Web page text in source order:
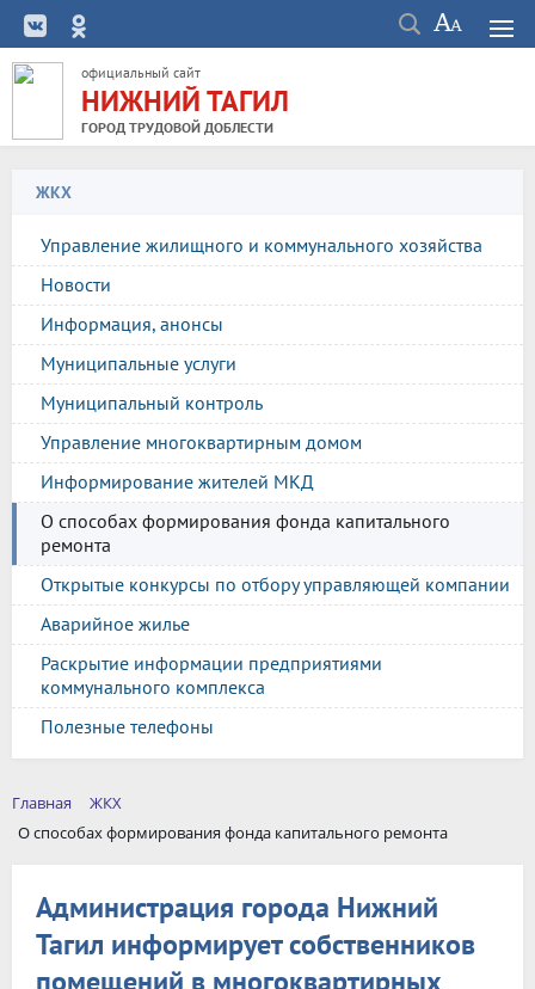
официальный сайт
НИЖНИЙ ТАГИЛ
ГОРОД ТРУДОВОЙ ДОБЛЕСТИ
ЖКХ
Управление жилищного и коммунального хозяйства
Новости
Информация, анонсы
Муниципальные услуги
Муниципальный контроль
Управление многоквартирным домом
Информирование жителей МКД
О способах формирования фонда капитального
ремонта
Открытые конкурсы по отбору управляющей компании
Аварийное жилье
Раскрытие информации предприятиями
коммунального комплекса
Полезные телефоны
Главная
ЖКХ
О способах формирования фонда капитального ремонта
Администрация города Нижний
Тагил информирует собственников
помещений в многоквартирных